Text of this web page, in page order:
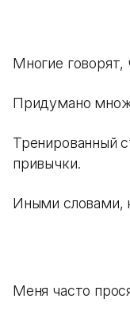
Многие говорят,
Придумано
Тренированный
привычки.
Иными словами,
Меня часто